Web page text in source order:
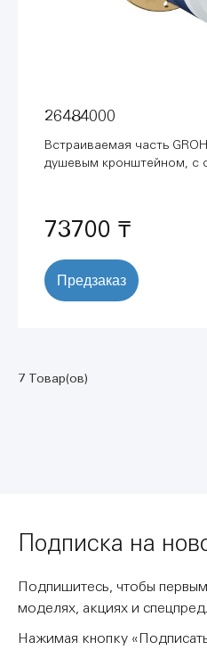
26484000
Встраиваемая часть
душевым кронштейном, с
73700 ₸
Предзаказ
7 Товар(ов)
Подписка на
Подпишитесь, чтобы
моделях, акциях и
Нажимая кнопку